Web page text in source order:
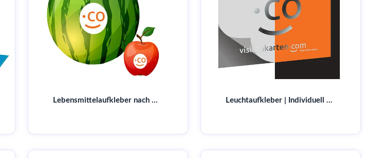
Lebensmittelaufkleber nach Maß | Jetzt online gestalten & drucken lassen Leuchtaufkleber | Individuell gestalten & drucken | Für Warnhinweise & Dekorationen | Jetzt online